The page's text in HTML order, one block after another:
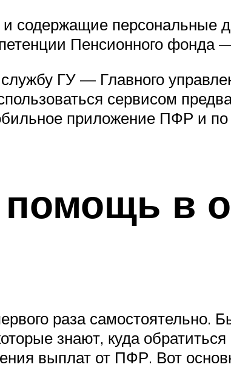
содержащие персональные
Пенсионного фонда —
службу ГУ — Главного
сервисом
приложение ПФР и
помощь в
раза самостоятельно.
знают, куда обратиться
выплат от ПФР. Вот